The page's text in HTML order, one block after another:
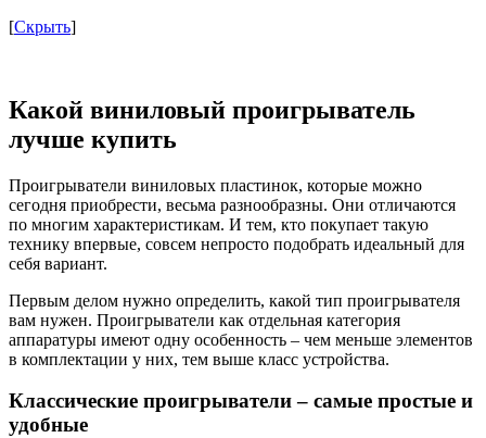
[Скрыть]
Какой виниловый проигрыватель
лучше купить
Проигрыватели виниловых пластинок, которые можно
сегодня приобрести, весьма разнообразны. Они отличаются
по многим характеристикам. И тем, кто покупает такую
технику впервые, совсем непросто подобрать идеальный для
себя вариант.
Первым делом нужно определить, какой тип проигрывателя
вам нужен. Проигрыватели как отдельная категория
аппаратуры имеют одну особенность – чем меньше элементов
в комплектации у них, тем выше класс устройства.
Классические проигрыватели – самые простые и
удобные